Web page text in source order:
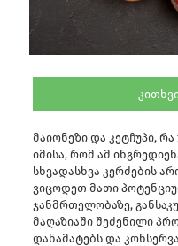
მაიონეზი და კეტჩუპი,
იმისა, რომ ამ
სხვადასხვა კერძების
ვიცოდეთ მათი
ჯანმრთელობაზე,
მაღაზიაში შეძენილი
დანამატებს და